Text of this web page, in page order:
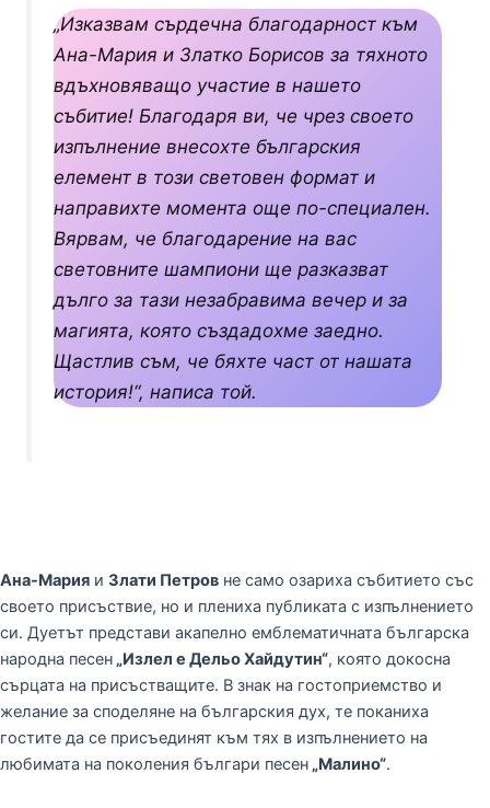
„Изказвам сърдечна благодарност към
Ана-Мария и Златко Борисов за тяхното
вдъхновяващо участие в нашето
събитие! Благодаря ви, че чрез своето
изпълнение внесохте българския
елемент в този световен формат и
направихте момента още по-специален.
Вярвам, че благодарение на вас
световните шампиони ще разказват
дълго за тази незабравима вечер и за
магията, която създадохме заедно.
Щастлив съм, че бяхте част от нашата
история!“, написа той.
Ана-Мария и Злати Петров не само озариха събитието със
своето присъствие, но и плениха публиката с изпълнението
си. Дуетът представи акапелно емблематичната българска
народна песен „Излел е Дельо Хайдутин“, която докосна
сърцата на присъстващите. В знак на гостоприемство и
желание за споделяне на българския дух, те поканиха
гостите да се присъединят към тях в изпълнението на
любимата на поколения българи песен „Малино“.